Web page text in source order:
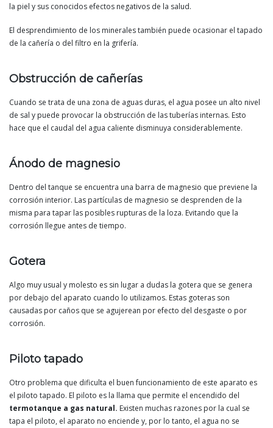
la piel y sus conocidos efectos negativos de la salud.
El desprendimiento de los minerales también puede ocasionar el tapado
de la cañería o del filtro en la grifería.
Obstrucción de cañerías
Cuando se trata de una zona de aguas duras, el agua posee un alto nivel
de sal y puede provocar la obstrucción de las tuberías internas. Esto
hace que el caudal del agua caliente disminuya considerablemente.
Ánodo de magnesio
Dentro del tanque se encuentra una barra de magnesio que previene la
corrosión interior. Las partículas de magnesio se desprenden de la
misma para tapar las posibles rupturas de la loza. Evitando que la
corrosión llegue antes de tiempo.
Gotera
Algo muy usual y molesto es sin lugar a dudas la gotera que se genera
por debajo del aparato cuando lo utilizamos. Estas goteras son
causadas por caños que se agujerean por efecto del desgaste o por
corrosión.
Piloto tapado
Otro problema que dificulta el buen funcionamiento de este aparato es
el piloto tapado. El piloto es la llama que permite el encendido del
termotanque a gas natural. Existen muchas razones por la cual se
tapa el piloto, el aparato no enciende y, por lo tanto, el agua no se